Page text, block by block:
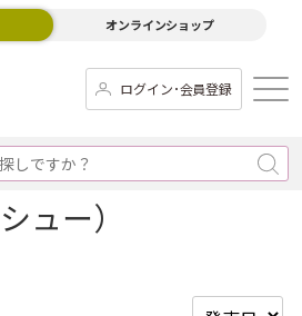
オンラインショップ
ログイン･会員登録
ュー）